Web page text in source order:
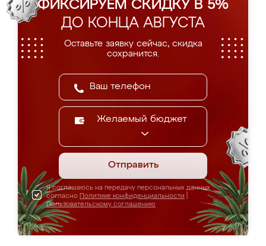
ФИКСИРУЕМ СКИДКУ В 5%
ДО КОНЦА АВГУСТА
Оставьте заявку сейчас, скидка
сохранится.
Желаемый бюджет
Отправить
Я соглашаюсь на передачу персональных данных
согласно Политике конфиденциальности
Пользовательскому соглашению